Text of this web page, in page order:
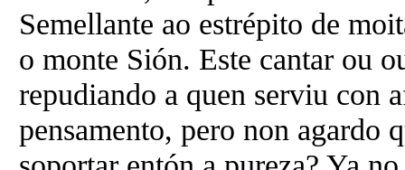
Semellante ao estrépito de
o monte Sión. Este cantar ou
repudiando a quen serviu con
pensamento, pero non agardo